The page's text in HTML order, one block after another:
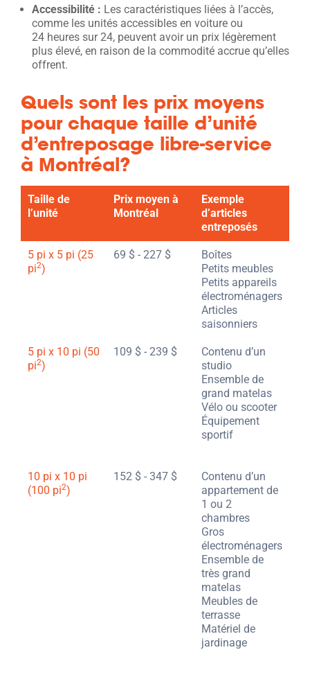
Accessibilité : Les caractéristiques liées à l’accès,
comme les unités accessibles en voiture ou
24 heures sur 24, peuvent avoir un prix légèrement
plus élevé, en raison de la commodité accrue qu’elles
offrent.
Quels sont les prix moyens
pour chaque taille d’unité
d’entreposage libre-service
à Montréal?
Taille de
l’unité
Prix moyen à
Montréal
Exemple
d’articles
entreposés
5 pi x 5 pi (25
pi2)
69 $ - 227 $
Boîtes
Petits meubles
Petits appareils
électroménagers
Articles
saisonniers
5 pi x 10 pi (50
pi2)
109 $ - 239 $
Contenu d’un
studio
Ensemble de
grand matelas
Vélo ou scooter
Équipement
sportif
10 pi x 10 pi
(100 pi2)
152 $ - 347 $
Contenu d’un
appartement de
1 ou 2
chambres
Gros
électroménagers
Ensemble de
très grand
matelas
Meubles de
terrasse
Matériel de
jardinage